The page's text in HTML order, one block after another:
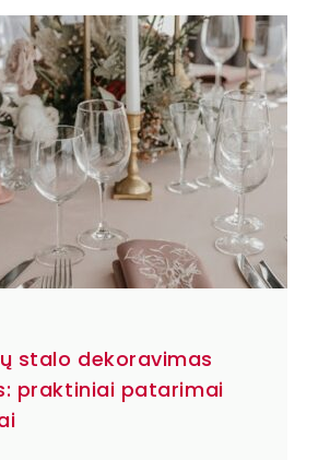
stalo dekoravimas
praktiniai patarimai